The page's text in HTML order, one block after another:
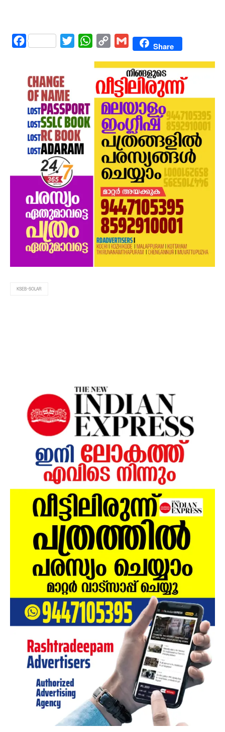
Facebook Twitter WhatsAppCopy
Gmail Share
KSEB-SOLAR